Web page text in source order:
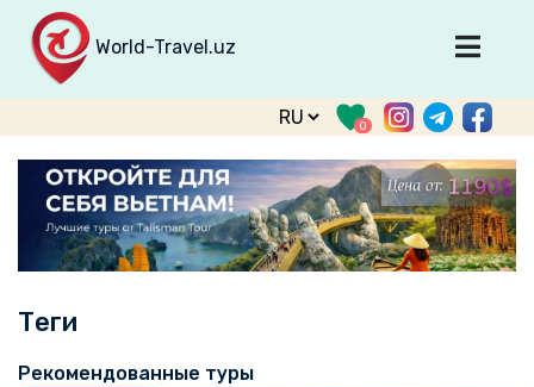
World-Travel.uz
Главная
Направления
Туры
Тур. фирмы
Табло прилета
0
Теги
Рекомендованные туры